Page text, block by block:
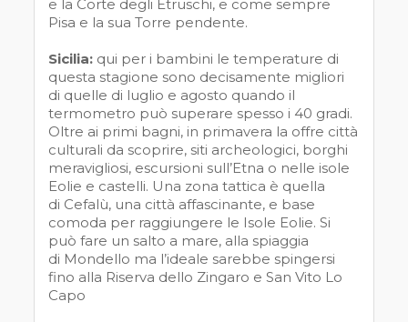
e la Corte degli Etruschi, e come sempre
Pisa e la sua Torre pendente.
Sicilia: qui per i bambini le temperature di
questa stagione sono decisamente migliori
di quelle di luglio e agosto quando il
termometro può superare spesso i 40 gradi.
Oltre ai primi bagni, in primavera la offre città
culturali da scoprire, siti archeologici, borghi
meravigliosi, escursioni sull’Etna o nelle isole
Eolie e castelli. Una zona tattica è quella
di Cefalù, una città affascinante, e base
comoda per raggiungere le Isole Eolie. Si
può fare un salto a mare, alla spiaggia
di Mondello ma l’ideale sarebbe spingersi
fino alla Riserva dello Zingaro e San Vito Lo
Capo